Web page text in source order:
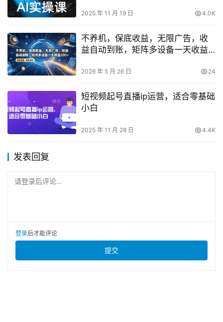
2025 年 11 月 19 日 4.0K
不养机，保底收益，无限广告，收
益自动到账，矩阵多设备一天收益
2026 年 5 月 26 日 24
短视频起号直播ip运营，适合零基础
小白
2025 年 11 月 28 日 4.4K
发表回复
请登录后评论...
登录后才能评论
提交